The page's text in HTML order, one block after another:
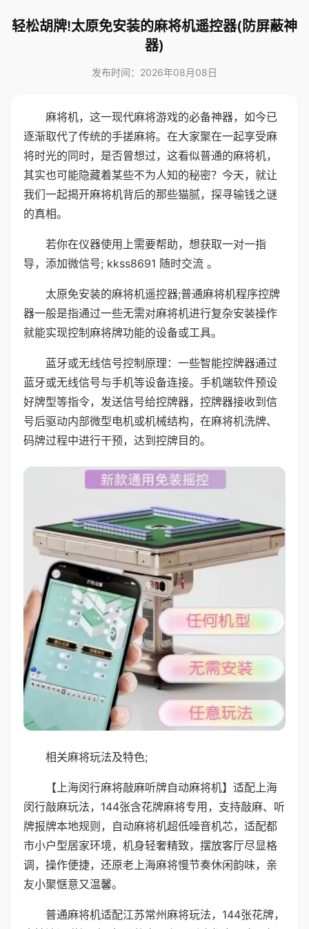
轻松胡牌!太原免安装的麻将机遥控器(防屏蔽神
器)
发布时间：2026年08月08日
麻将机，这一现代麻将游戏的必备神器，如今已
逐渐取代了传统的手搓麻将。在大家聚在一起享受麻
将时光的同时，是否曾想过，这看似普通的麻将机，
其实也可能隐藏着某些不为人知的秘密？今天，就让
我们一起揭开麻将机背后的那些猫腻，探寻输钱之谜
的真相。
若你在仪器使用上需要帮助，想获取一对一指
导，添加微信号; kkss8691 随时交流 。
太原免安装的麻将机遥控器;普通麻将机程序控牌
器一般是指通过一些无需对麻将机进行复杂安装操作
就能实现控制麻将牌功能的设备或工具。
蓝牙或无线信号控制原理：一些智能控牌器通过
蓝牙或无线信号与手机等设备连接。手机端软件预设
好牌型等指令，发送信号给控牌器，控牌器接收到信
号后驱动内部微型电机或机械结构，在麻将机洗牌、
码牌过程中进行干预，达到控牌目的。
相关麻将玩法及特色;
【上海闵行麻将敲麻听牌自动麻将机】适配上海
闵行敲麻玩法，144张含花牌麻将专用，支持敲麻、听
牌报牌本地规则，自动麻将机超低噪音机芯，适配都
市小户型居家环境，机身轻奢精致，摆放客厅尽显格
调，操作便捷，还原老上海麻将慢节奏休闲韵味，亲
友小聚惬意又温馨。
普通麻将机适配江苏常州麻将玩法，144张花牌，